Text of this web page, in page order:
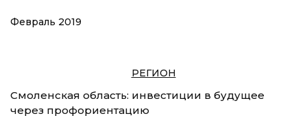
Февраль 2019
РЕГИОН
Смоленская область: инвестиции в будущее
через профориентацию